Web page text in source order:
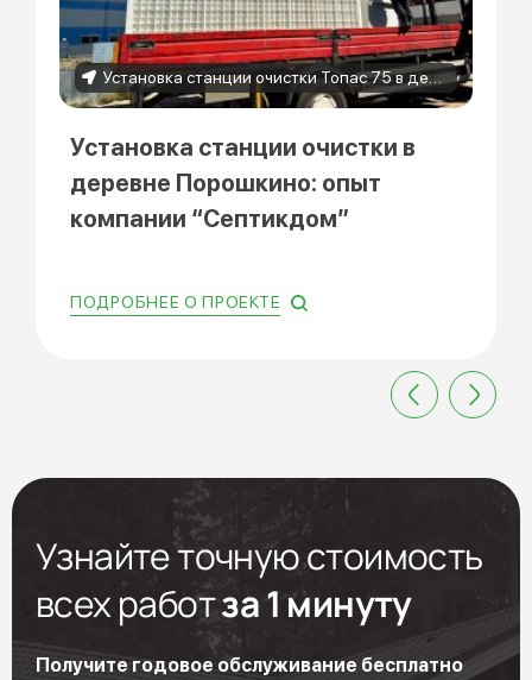
Установка станции очистки Топас 75 в деревне Порошкино
Установка станции очистки в
деревне Порошкино: опыт
компании “Септикдом”
ПОДРОБНЕЕ О ПРОЕКТЕ
Узнайте точную стоимость
всех работза 1 минуту
Получите годовое обслуживание бесплатно